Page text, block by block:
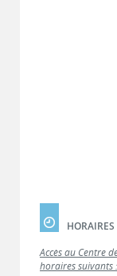
HORAIRES
Accès au Centre
horaires suivants :